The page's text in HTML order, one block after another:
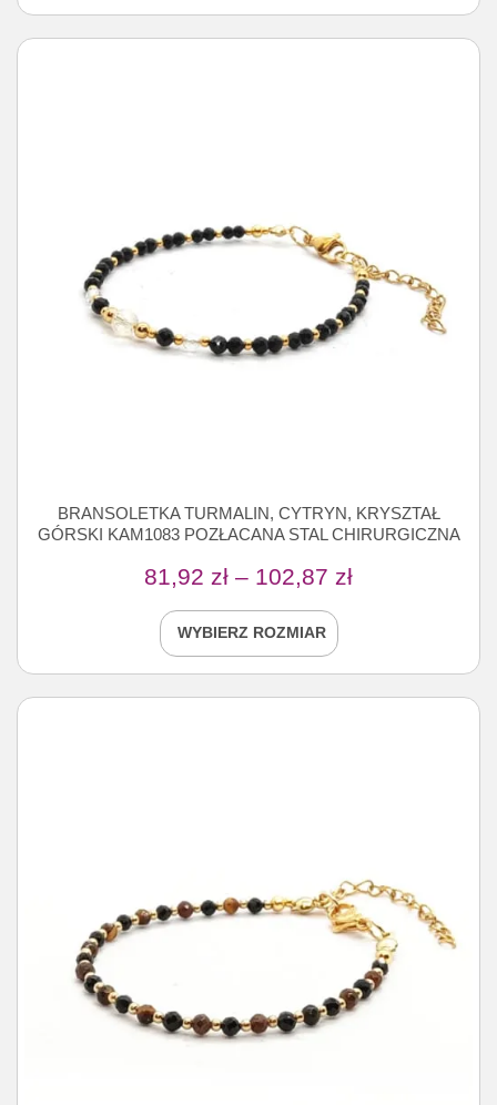
BRANSOLETKA TURMALIN, CYTRYN, KRYSZTAŁ
GÓRSKI KAM1083 POZŁACANA STAL CHIRURGICZNA
81,92 zł – 102,87 zł
WYBIERZ ROZMIAR